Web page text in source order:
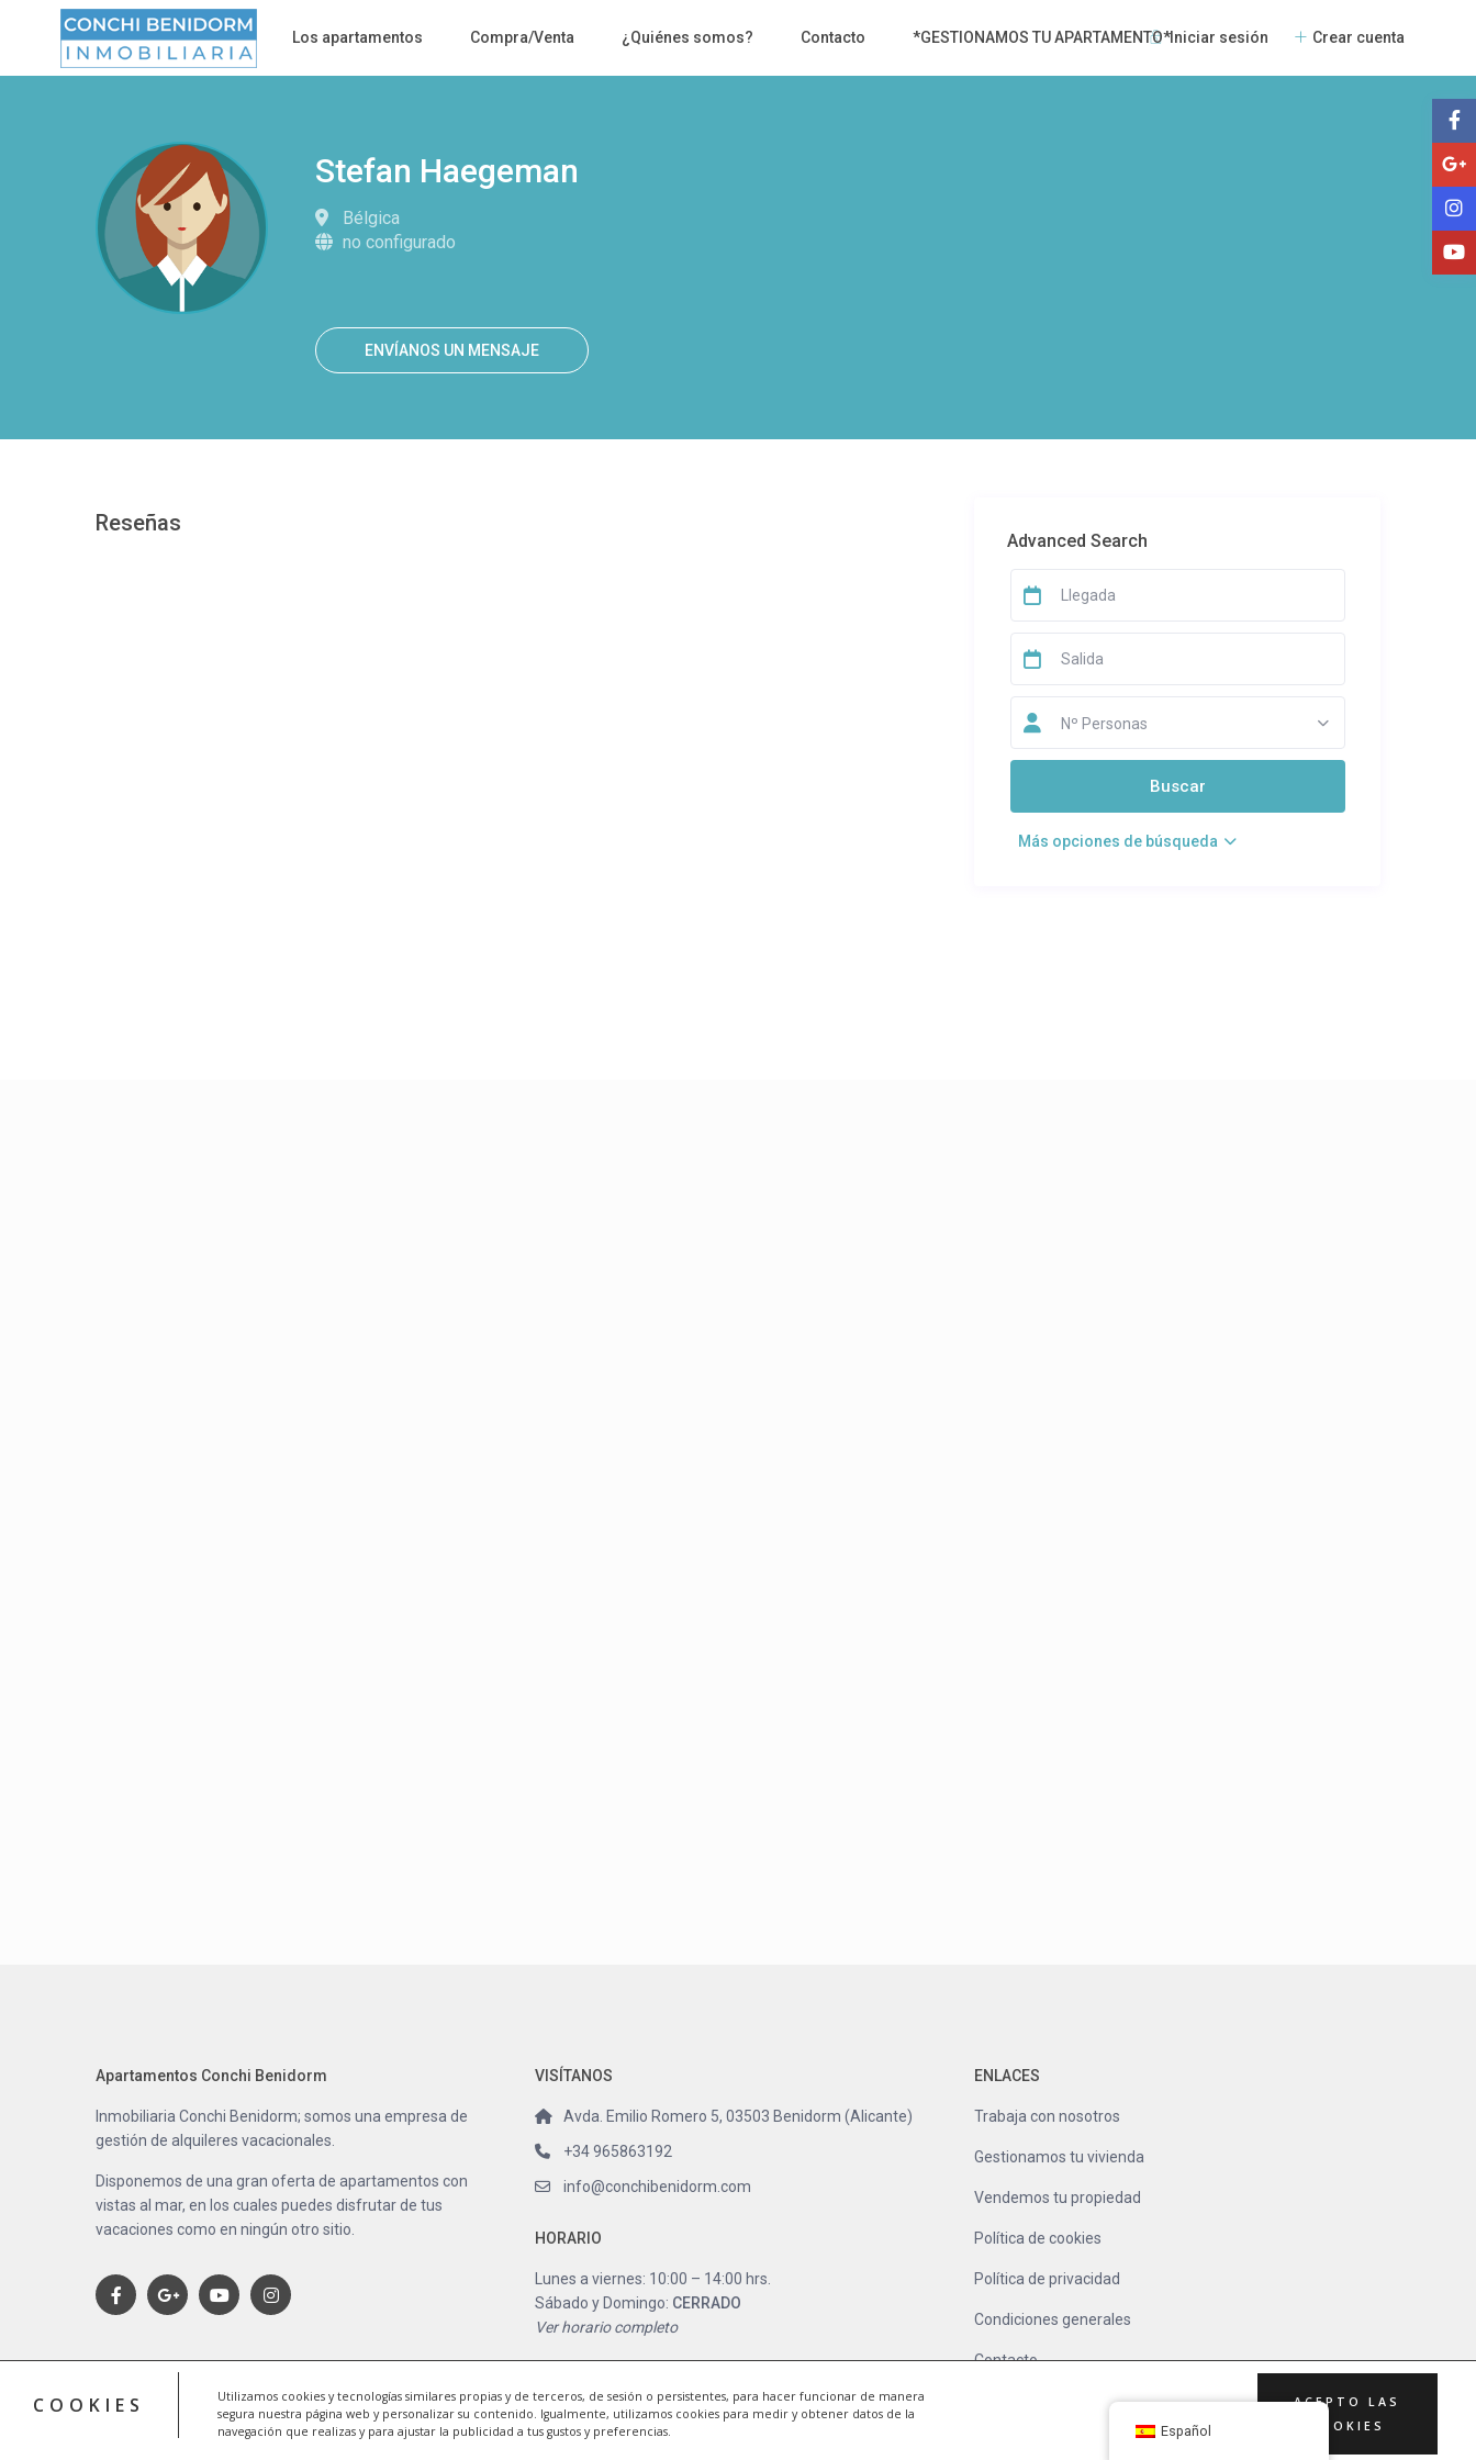
COOKIES
Utilizamos cookies y tecnologías similares propias y de terceros, de sesión o persistentes, para hacer funcionar de manera
segura nuestra página web y personalizar su contenido. Igualmente, utilizamos cookies para medir y obtener datos de la
navegación que realizas y para ajustar la publicidad a tus gustos y preferencias.
ACEPTO LAS
COOKIES
Iniciar sesión Crear cuenta
Los apartamentos Compra/Venta ¿Quiénes somos? Contacto *GESTIONAMOS TU APARTAMENTO*
Más opciones de búsqueda
Stefan Haegeman
Bélgica
no configurado
ENVÍANOS UN MENSAJE
Reseñas
Advanced Search
Nº Personas
Más opciones de búsqueda
Apartamentos Conchi Benidorm
Inmobiliaria Conchi Benidorm; somos una empresa de
gestión de alquileres vacacionales.
Disponemos de una gran oferta de apartamentos con
vistas al mar, en los cuales puedes disfrutar de tus
vacaciones como en ningún otro sitio.
VISÍTANOS
Avda. Emilio Romero 5, 03503 Benidorm (Alicante)
+34 965863192
info@conchibenidorm.com
HORARIO
Lunes a viernes: 10:00 – 14:00 hrs.
Sábado y Domingo: CERRADO
Ver horario completo
ENLACES
Trabaja con nosotros
Gestionamos tu vivienda
Vendemos tu propiedad
Política de cookies
Política de privacidad
Condiciones generales
Contacto
Español